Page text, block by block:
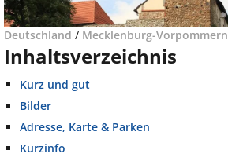
Deutschland / Mecklenburg-Vorpommern
Inhaltsverzeichnis
Kurz und gut
Bilder
Adresse, Karte & Parken
Kurzinfo